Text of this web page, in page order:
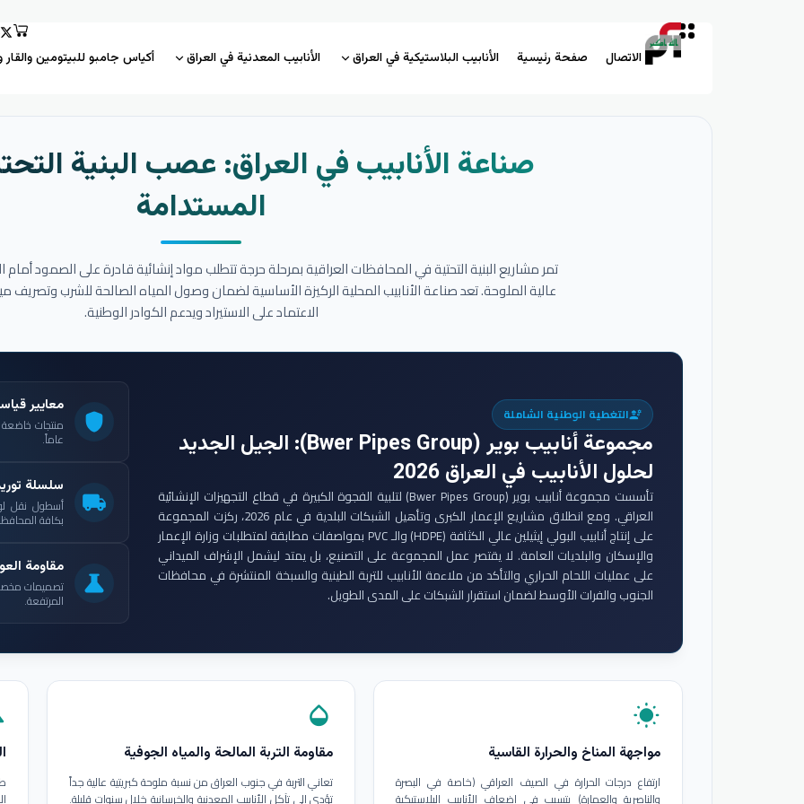
الاتصال صفحة رئيسية الأنابيب البلاستيكية في العراق الأنابيب المعدنية في العراق أكياس جامبو للبيتومين والقار
صناعة الأنابيب في العراق: عصب البنية
المستدامة
تمر مشاريع البنية التحتية في المحافظات العراقية بمرحلة حرجة تتطلب مواد إنشائية قادرة على الصمود أمام
عالية الملوحة. تعد صناعة الأنابيب المحلية الركيزة الأساسية لضمان وصول المياه الصالحة للشرب وتصريف
الاعتماد على الاستيراد ويدعم الكوادر الوطنية.
engineeringالتغطية الوطنية الشاملة
مجموعة أنابيب بوير (Bwer Pipes Group)
: الجيل الجديد
لحلول الأنابيب في العراق 2026
تأسست مجموعة أنابيب بوير (Bwer Pipes Group) لتلبية الفجوة الكبيرة في قطاع التجهيزات الإنشائية
العراقي. ومع انطلاق مشاريع الإعمار الكبرى وتأهيل الشبكات البلدية في عام 2026، ركزت المجموعة
على إنتاج أنابيب البولي إيثيلين عالي الكثافة (HDPE) والـ PVC بمواصفات مطابقة لمتطلبات وزارة الإعمار
والإسكان والبلديات العامة. لا يقتصر عمل المجموعة على التصنيع، بل يمتد ليشمل الإشراف الميداني
على عمليات اللحام الحراري والتأكد من ملاءمة الأنابيب للتربة الطينية والسبخة المنتشرة في محافظات
الجنوب والفرات الأوسط لضمان استقرار الشبكات على المدى الطويل.
shield
معايير
عاماً.
local_shipping
سلسلة
أسطول نقل
بكافة
science
مقاومة
تصميمات
المرتفعة.
wb_sunny
مواجهة المناخ والحرارة القاسية
ارتفاع درجات الحرارة في الصيف العراقي (خاصة في البصرة
والناصرية والعمارة) يتسبب في إضعاف الأنابيب البلاستيكية
opacity
مقاومة التربة المالحة والمياه الجوفية
تعاني التربة في جنوب العراق من نسبة ملوحة كبريتية عالية جداً
تؤدي إلى تآكل الأنابيب المعدنية والخرسانية خلال سنوات قليلة.